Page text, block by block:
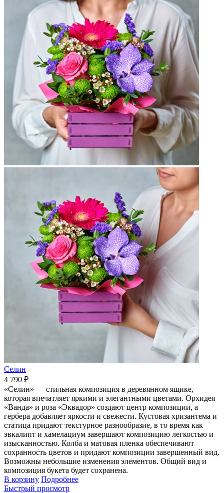
Селин
4 790 ₽
«Селин» — стильная композиция в деревянном ящике,
которая впечатляет яркими и элегантными цветами. Орхидея
«Ванда» и роза «Эквадор» создают центр композиции, а
гербера добавляет яркости и свежести. Кустовая хризантема и
статица придают текстурное разнообразие, в то время как
эвкалипт и хамелациум завершают композицию легкостью и
изысканностью. Колба и матовая пленка обеспечивают
сохранность цветов и придают композиции завершенный вид.
Возможны небольшие изменения элементов. Общий вид и
композиция букета будет сохранена.
В корзину Подробнее
Быстрый просмотр